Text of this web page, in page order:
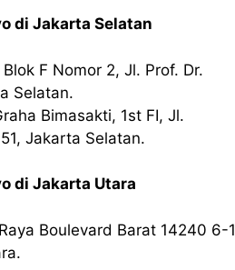
di Jakarta Selatan
F Nomor 2, Jl. Prof. Dr.
Selatan.
Bimasakti, 1st FI, Jl.
Jakarta Selatan.
di Jakarta Utara
Boulevard Barat 14240 6-1